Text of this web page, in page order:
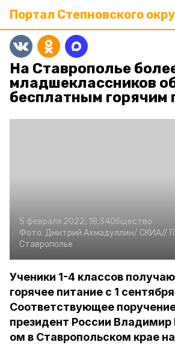
Портал Степновского
На Ставрополье
младшеклассников
бесплатным горячим
5 февраля 2022, 18:34Общество
Фото: Дмитрий Ахмадуллин/ СКИА//
Ставрополье
Ученики 1-4 классов
горячее питание с 1
Соответствующее
президент России Владимир
ом в Ставропольском крае